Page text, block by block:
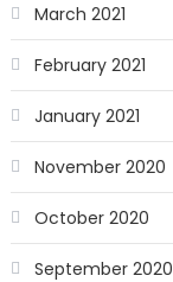
March 2021
February 2021
January 2021
November 2020
October 2020
September 2020